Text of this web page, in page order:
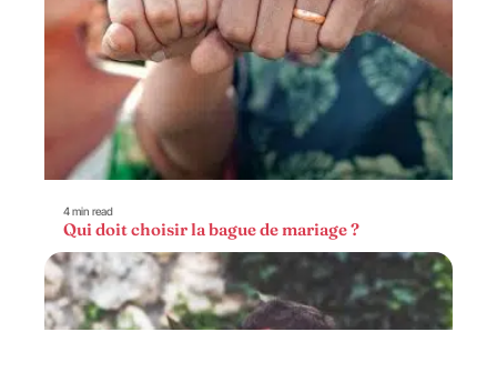
4 min read
Qui doit choisir la bague de mariage ?